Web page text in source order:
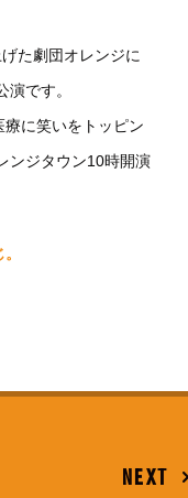
た劇団オレンジに
です。
に笑いをトッピン
ンジタウン10時開演
NEXT